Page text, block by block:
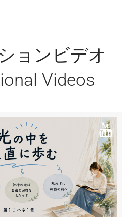
ョンビデオ
Videos